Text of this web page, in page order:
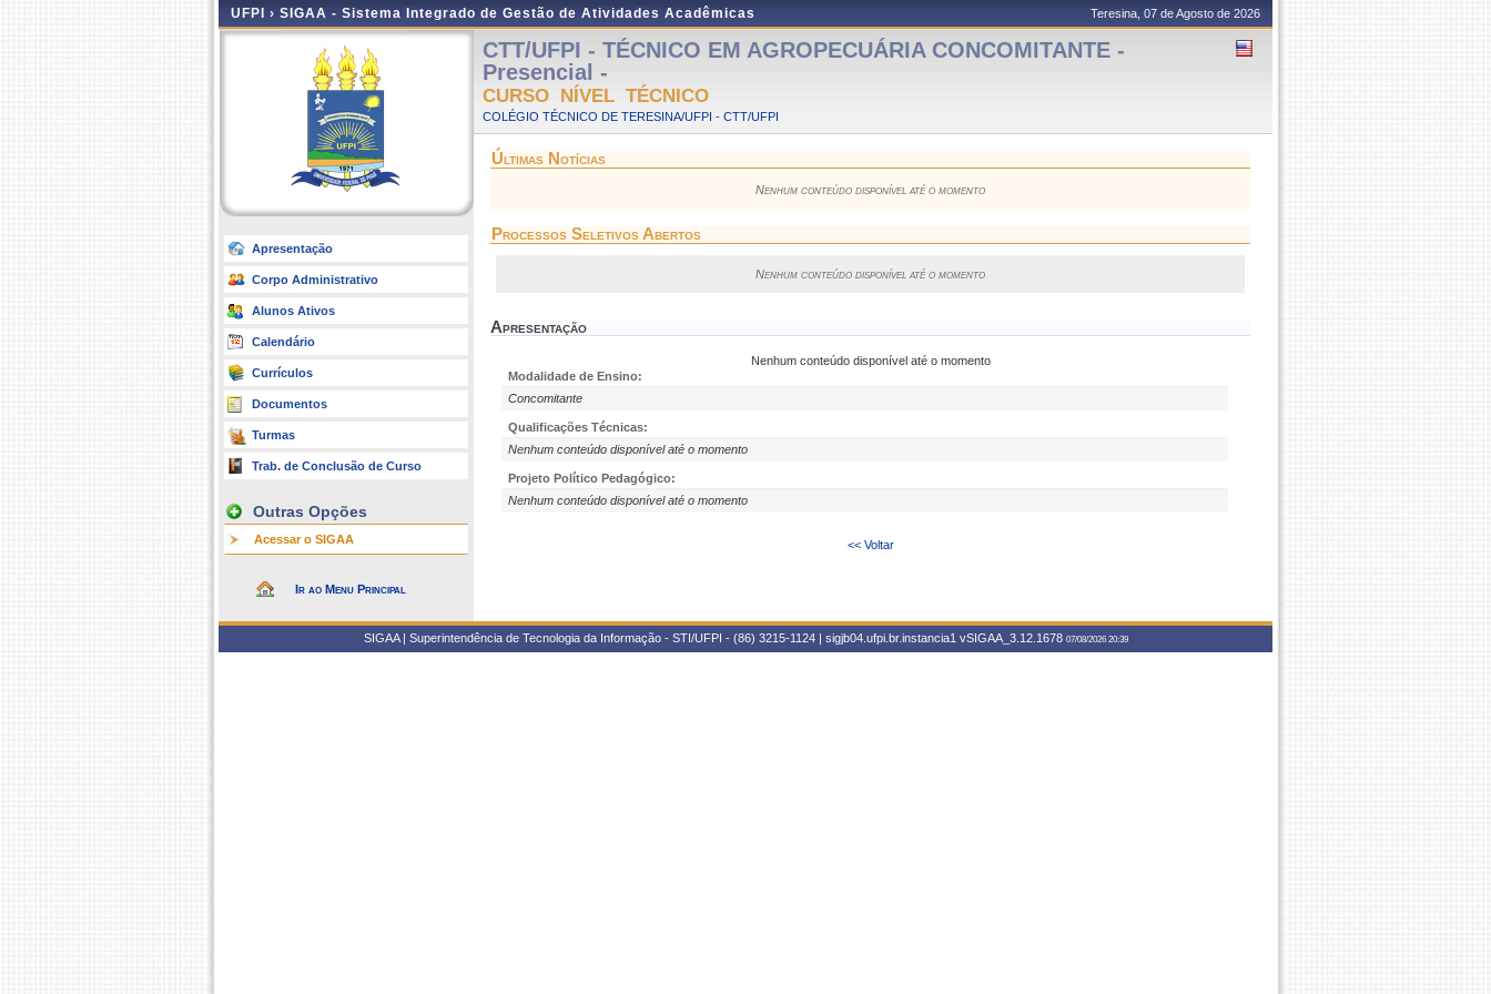
UFPI › SIGAA - Sistema Integrado de Gestão de Atividades Acadêmicas Teresina, 07 de Agosto de 2026
Apresentação
Corpo Administrativo
Alunos Ativos
Calendário
Currículos
Documentos
Turmas
Trab. de Conclusão de Curso
Outras Opções
Acessar o SIGAA
Ir ao Menu Principal
CTT/UFPI - TÉCNICO EM AGROPECUÁRIA CONCOMITANTE -
Presencial -
CURSO NÍVEL TÉCNICO
COLÉGIO TÉCNICO DE TERESINA/UFPI - CTT/UFPI
Últimas Notícias
Nenhum conteúdo disponível até o momento
Processos Seletivos Abertos
Nenhum conteúdo disponível até o momento
Apresentação
Nenhum conteúdo disponível até o momento
Modalidade de Ensino:
Concomitante
Qualificações Técnicas:
Nenhum conteúdo disponível até o momento
Projeto Político Pedagógico:
Nenhum conteúdo disponível até o momento
<< Voltar
SIGAA | Superintendência de Tecnologia da Informação - STI/UFPI - (86) 3215-1124 | sigjb04.ufpi.br.instancia1 vSIGAA_3.12.1678 07/08/2026 20:39